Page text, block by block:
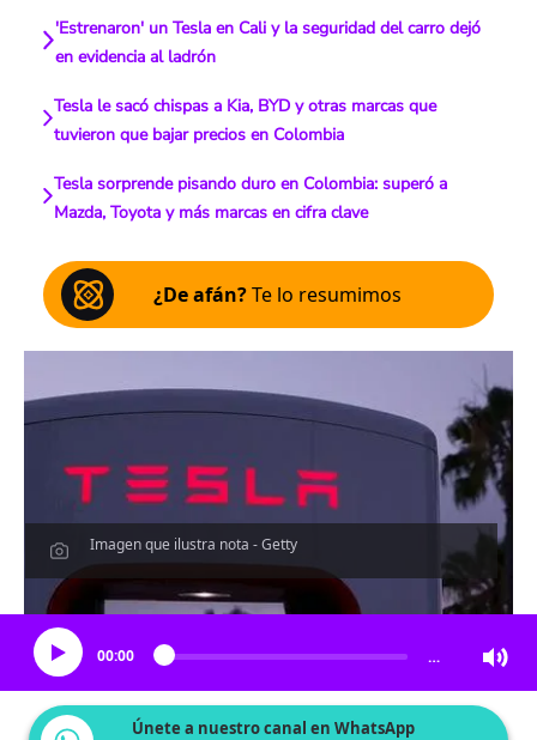
'Estrenaron' un Tesla en Cali y la seguridad del carro dejó
en evidencia al ladrón
Tesla le sacó chispas a Kia, BYD y otras marcas que
tuvieron que bajar precios en Colombia
Tesla sorprende pisando duro en Colombia: superó a
Mazda, Toyota y más marcas en cifra clave
¿De afán?Te lo resumimos
Imagen que ilustra nota - Getty
Escucha el artículo
00:00 …
Únete a nuestro canal en WhatsApp